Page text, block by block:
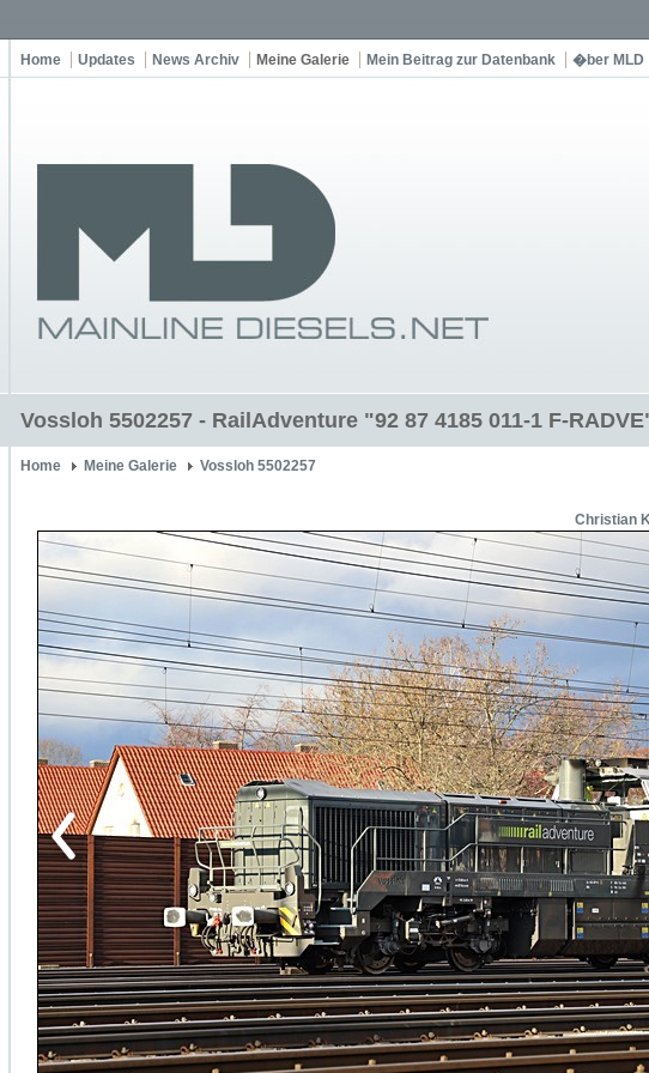
Home Updates News Archiv Meine Galerie Mein Beitrag zur Datenbank �ber MLD
Vossloh 5502257 - RailAdventure "92 87 4185 011-1 F-
Home Meine Galerie Vossloh 5502257
Christian